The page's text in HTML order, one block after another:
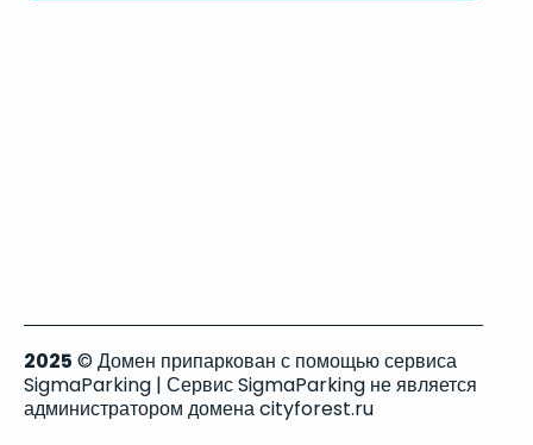
2025 © Домен припаркован с помощью сервиса
SigmaParking | Сервис SigmaParking не является
администратором домена cityforest.ru